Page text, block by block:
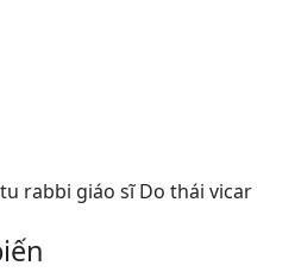
rabbi giáo sĩ Do thái vicar